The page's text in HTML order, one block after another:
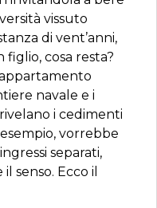
vissuto
di vent’anni,
cosa resta?
navale e i
i cedimenti
vorrebbe
separati,
senso. Ecco il